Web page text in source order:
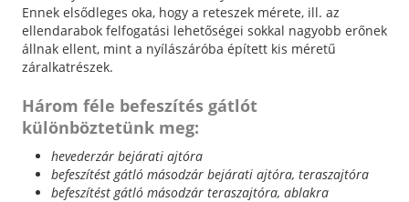
Ennek elsődleges oka, hogy a reteszek mérete, ill. az
ellendarabok felfogatási lehetőségei sokkal nagyobb erőnek
állnak ellent, mint a nyílászáróba épített kis méretű
záralkatrészek.
Három féle befeszítés gátlót
különböztetünk meg:
hevederzár bejárati ajtóra
befeszítést gátló másodzár bejárati ajtóra, teraszajtóra
befeszítést gátló másodzár teraszajtóra, ablakra